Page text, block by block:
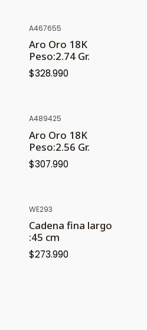
A467655
Aro Oro 18K
Peso:2.74 Gr.
$328.990
A489425
Aro Oro 18K
Peso:2.56 Gr.
$307.990
WE293
Cadena fina largo
:45 cm
$273.990